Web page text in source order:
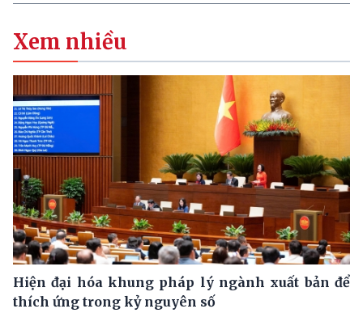
Xem nhiều
Hiện đại hóa khung pháp lý ngành xuất bản để
thích ứng trong kỷ nguyên số